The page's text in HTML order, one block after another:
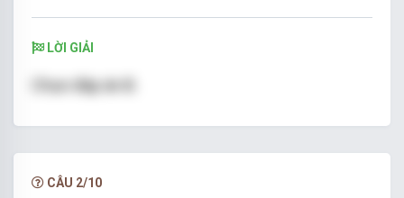
LỜI GIẢI
Chọn đáp án B.
CÂU 2/10